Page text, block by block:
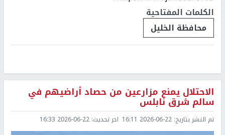
الكلمات المفتاحية
محافظة الخليل
الاحتلال يمنع مزارعين من حصاد أراضيهم في
سالم شرق نابلس
تم النشر بتاريخ: 2026-06-22 16:11 اخر تحديث: 2026-06-22 16:33